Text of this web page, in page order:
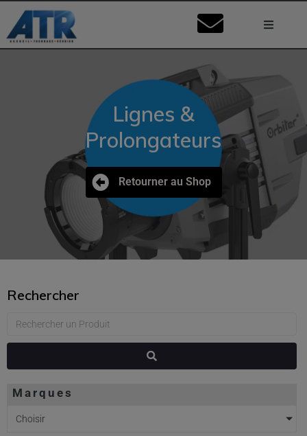
Vidéo
Nos
Lignes &
Prolongateurs
Retourner au Shop
Rechercher
Marques
Choisir